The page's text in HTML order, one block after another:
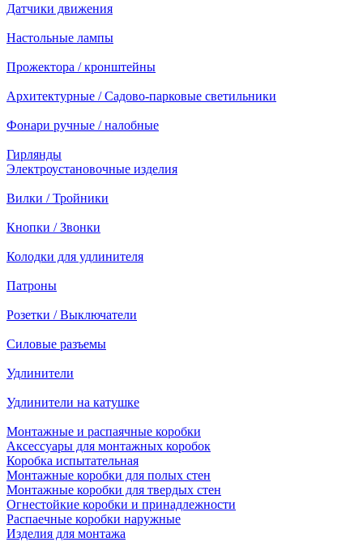
Датчики движения
Настольные лампы
Прожектора / кронштейны
Архитектурные / Садово-парковые светильники
Фонари ручные / налобные
Гирлянды
Электроустановочные изделия
Вилки / Тройники
Кнопки / Звонки
Колодки для удлинителя
Патроны
Розетки / Выключатели
Силовые разъемы
Удлинители
Удлинители на катушке
Монтажные и распаячные коробки
Аксессуары для монтажных коробок
Коробка испытательная
Монтажные коробки для полых стен
Монтажные коробки для твердых стен
Огнестойкие коробки и принадлежности
Распаечные коробки наружные
Изделия для монтажа